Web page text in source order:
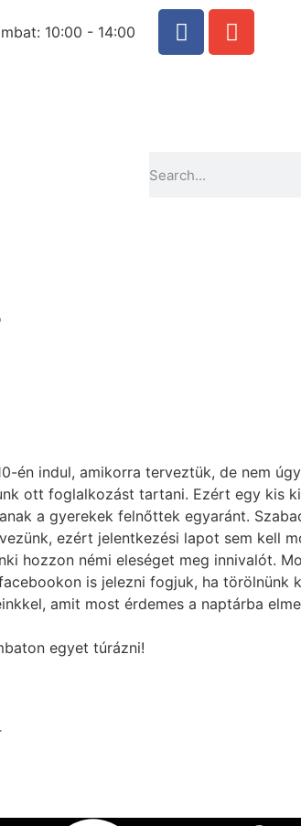
10:00 - 14:00
én indul, amikorra terveztük, de nem
ott foglalkozást tartani. Ezért egy kis
a gyerekek felnőttek egyaránt.
ezért jelentkezési lapot sem kell
hozzon némi eleséget meg innivalót.
is jelezni fogjuk, ha törölnünk
amit most érdemes a naptárba
egyet túrázni!